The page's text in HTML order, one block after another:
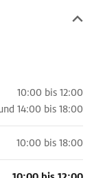
10:00 bis 12:00
14:00 bis 18:00
10:00 bis 18:00